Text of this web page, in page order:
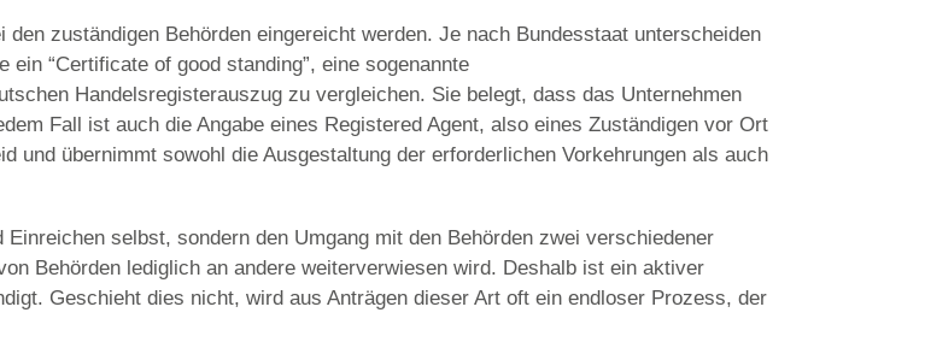
zuständigen Behörden eingereicht werden. Je nach Bundesstaat unterscheiden
“Certificate of good standing”, eine sogenannte
Handelsregisterauszug zu vergleichen. Sie belegt, dass das Unternehmen
Fall ist auch die Angabe eines Registered Agent, also eines Zuständigen vor Ort
und übernimmt sowohl die Ausgestaltung der erforderlichen Vorkehrungen als auch
selbst, sondern den Umgang mit den Behörden zwei verschiedener
Behörden lediglich an andere weiterverwiesen wird. Deshalb ist ein aktiver
Geschieht dies nicht, wird aus Anträgen dieser Art oft ein endloser Prozess, der